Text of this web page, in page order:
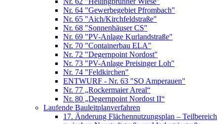
Nr. 64 "Gewerbegebiet Pfrombach"
Nr. 65 "Aich/Kirchfeldstraße"
Nr. 68 "Sonnenhäuser CS"
Nr. 69 "PV-Anlage Kurlandstraße"
Nr. 70 "Containerbau ELA"
Nr. 72 "Degernpoint Nordost"
Nr. 73 "PV-Anlage Preisinger Loh"
Nr. 74 "Feldkirchen"
ENTWURF - Nr. 63 "SO Amperauen"
Nr. 77 „Rockermaier Areal“
Nr. 80 „Degernpoint Nordost II“
Laufende Bauleitplanverfahren
17. Änderung Flächennutzungsplan – Teilbereich